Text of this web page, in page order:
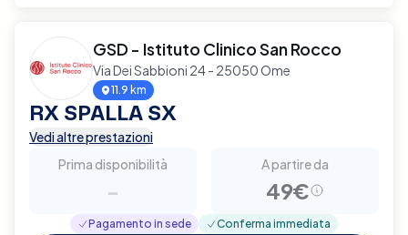
GSD - Istituto Clinico San Rocco
Via Dei Sabbioni 24 - 25050 Ome
11.9 km
RX SPALLA SX
Vedi altre prestazioni
Prima disponibilità
-
A partire da
49€
Pagamento in sede Conferma immediata